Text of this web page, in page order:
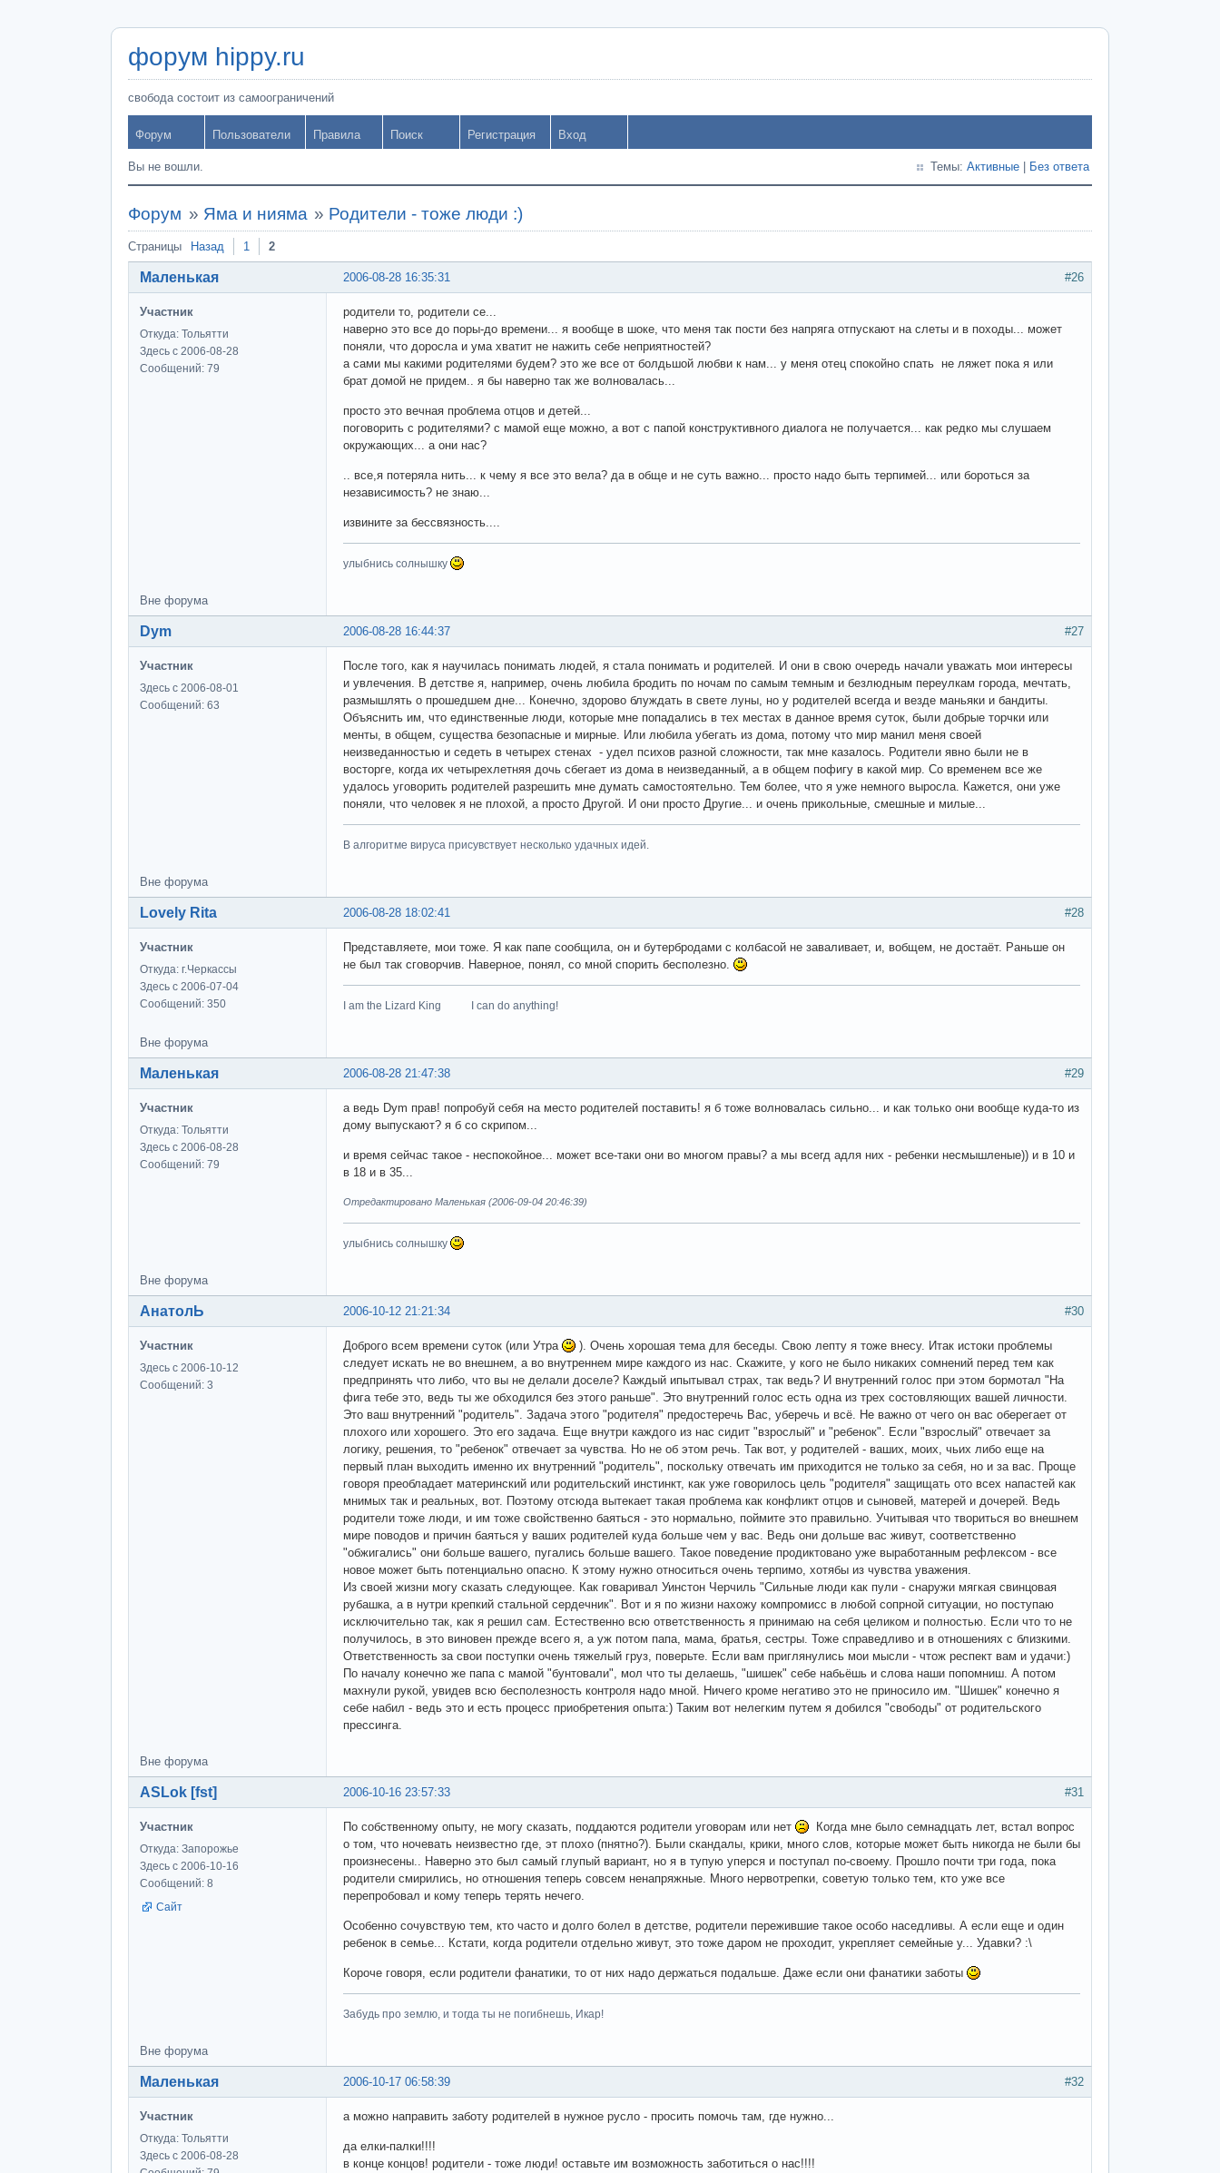
форум hippy.ru
свобода состоит из самоограничений
Форум Пользователи Правила Поиск Регистрация Вход
Вы не вошли. Темы: Активные Без ответа
Форум » Яма и нияма » Родители - тоже люди :)
Страницы Назад 1 2
#26
2006-08-28 16:35:31
Маленькая
Участник
Откуда: Тольятти
Здесь с 2006-08-28
Сообщений: 79
родители то, родители се...
наверно это все до поры-до времени... я вообще в шоке, что меня так пости без напряга отпускают на слеты и в походы... может
поняли, что доросла и ума хватит не нажить себе неприятностей?
а сами мы какими родителями будем? это же все от болдьшой любви к нам... у меня отец спокойно спать не ляжет пока я или
брат домой не придем.. я бы наверно так же волновалась...
просто это вечная проблема отцов и детей...
поговорить с родителями? с мамой еще можно, а вот с папой конструктивного диалога не получается... как редко мы слушаем
окружающих... а они нас?
.. все,я потеряла нить... к чему я все это вела? да в обще и не суть важно... просто надо быть терпимей... или бороться за
независимость? не знаю...
извините за бессвязность....
улыбнись солнышку
Вне форума
#27
2006-08-28 16:44:37
Dym
Участник
Здесь с 2006-08-01
Сообщений: 63
После того, как я научилась понимать людей, я стала понимать и родителей. И они в свою очередь начали уважать мои интересы
и увлечения. В детстве я, например, очень любила бродить по ночам по самым темным и безлюдным переулкам города, мечтать,
размышлять о прошедшем дне... Конечно, здорово блуждать в свете луны, но у родителей всегда и везде маньяки и бандиты.
Объяснить им, что единственные люди, которые мне попадались в тех местах в данное время суток, были добрые торчки или
менты, в общем, существа безопасные и мирные. Или любила убегать из дома, потому что мир манил меня своей
неизведанностью и седеть в четырех стенах - удел психов разной сложности, так мне казалось. Родители явно были не в
восторге, когда их четырехлетняя дочь сбегает из дома в неизведанный, а в общем пофигу в какой мир. Со временем все же
удалось уговорить родителей разрешить мне думать самостоятельно. Тем более, что я уже немного выросла. Кажется, они уже
поняли, что человек я не плохой, а просто Другой. И они просто Другие... и очень прикольные, смешные и милые...
В алгоритме вируса присувствует несколько удачных идей.
Вне форума
#28
2006-08-28 18:02:41
Lovely Rita
Участник
Откуда: г.Черкассы
Здесь с 2006-07-04
Сообщений: 350
Представляете, мои тоже. Я как папе сообщила, он и бутербродами с колбасой не заваливает, и, вобщем, не достаёт. Раньше он
не был так сговорчив. Наверное, понял, со мной спорить бесполезно.
I am the Lizard King I can do anything!
Вне форума
#29
2006-08-28 21:47:38
Маленькая
Участник
Откуда: Тольятти
Здесь с 2006-08-28
Сообщений: 79
а ведь Dym прав! попробуй себя на место родителей поставить! я б тоже волновалась сильно... и как только они вообще куда-то из
дому выпускают? я б со скрипом...
и время сейчас такое - неспокойное... может все-таки они во многом правы? а мы всегд адля них - ребенки несмышленые)) и в 10 и
в 18 и в 35...
Отредактировано Маленькая (2006-09-04 20:46:39)
улыбнись солнышку
Вне форума
#30
2006-10-12 21:21:34
АнатолЬ
Участник
Здесь с 2006-10-12
Сообщений: 3
Доброго всем времени суток (или Утра
). Очень хорошая тема для беседы. Свою лепту я тоже внесу. Итак истоки проблемы
следует искать не во внешнем, а во внутреннем мире каждого из нас. Скажите, у кого не было никаких сомнений перед тем как
предпринять что либо, что вы не делали доселе? Каждый ипытывал страх, так ведь? И внутренний голос при этом бормотал "На
фига тебе это, ведь ты же обходился без этого раньше". Это внутренний голос есть одна из трех состовляющих вашей личности.
Это ваш внутренний "родитель". Задача этого "родителя" предостеречь Вас, уберечь и всё. Не важно от чего он вас оберегает от
плохого или хорошего. Это его задача. Еще внутри каждого из нас сидит "взрослый" и "ребенок". Если "взрослый" отвечает за
логику, решения, то "ребенок" отвечает за чувства. Но не об этом речь. Так вот, у родителей - ваших, моих, чьих либо еще на
первый план выходить именно их внутренний "родитель", поскольку отвечать им приходится не только за себя, но и за вас. Проще
говоря преобладает материнский или родительский инстинкт, как уже говорилось цель "родителя" защищать ото всех напастей как
мнимых так и реальных, вот. Поэтому отсюда вытекает такая проблема как конфликт отцов и сыновей, матерей и дочерей. Ведь
родители тоже люди, и им тоже свойственно баяться - это нормально, поймите это правильно. Учитывая что твориться во внешнем
мире поводов и причин баяться у ваших родителей куда больше чем у вас. Ведь они дольше вас живут, соответственно
"обжигались" они больше вашего, пугались больше вашего. Такое поведение продиктовано уже выработанным рефлексом - все
новое может быть потенциально опасно. К этому нужно относиться очень терпимо, хотябы из чувства уважения.
Из своей жизни могу сказать следующее. Как говаривал Уинстон Черчиль "Сильные люди как пули - снаружи мягкая свинцовая
рубашка, а в нутри крепкий стальной сердечник". Вот и я по жизни нахожу компромисс в любой сопрной ситуации, но поступаю
исключительно так, как я решил сам. Естественно всю ответственность я принимаю на себя целиком и полностью. Если что то не
получилось, в это виновен прежде всего я, а уж потом папа, мама, братья, сестры. Тоже справедливо и в отношениях с близкими.
Ответственность за свои поступки очень тяжелый груз, поверьте. Если вам приглянулись мои мысли - чтож респект вам и удачи:)
По началу конечно же папа с мамой "бунтовали", мол что ты делаешь, "шишек" себе набьёшь и слова наши попомниш. А потом
махнули рукой, увидев всю бесполезность контроля надо мной. Ничего кроме негативо это не приносило им. "Шишек" конечно я
себе набил - ведь это и есть процесс приобретения опыта:) Таким вот нелегким путем я добился "свободы" от родительского
прессинга.
Вне форума
#31
2006-10-16 23:57:33
ASLok [fst]
Участник
Откуда: Запорожье
Здесь с 2006-10-16
Сообщений: 8
Сайт
По собственному опыту, не могу сказать, поддаются родители уговорам или нет
Когда мне было семнадцать лет, встал вопрос
о том, что ночевать неизвестно где, эт плохо (пнятно?). Были скандалы, крики, много слов, которые может быть никогда не были бы
произнесены.. Наверно это был самый глупый вариант, но я в тупую уперся и поступал по-своему. Прошло почти три года, пока
родители смирились, но отношения теперь совсем ненапряжные. Много нервотрепки, советую только тем, кто уже все
перепробовал и кому теперь терять нечего.
Особенно сочувствую тем, кто часто и долго болел в детстве, родители пережившие такое особо наседливы. А если еще и один
ребенок в семье... Кстати, когда родители отдельно живут, это тоже даром не проходит, укрепляет семейные у... Удавки? :\
Короче говоря, если родители фанатики, то от них надо держаться подальше. Даже если они фанатики заботы
Забудь про землю, и тогда ты не погибнешь, Икар!
Вне форума
#32
2006-10-17 06:58:39
Маленькая
Участник
Откуда: Тольятти
Здесь с 2006-08-28
а можно направить заботу родителей в нужное русло - просить помочь там, где нужно...
да елки-палки!!!!
в конце концов! родители - тоже люди! оставьте им возможность заботиться о нас!!!!